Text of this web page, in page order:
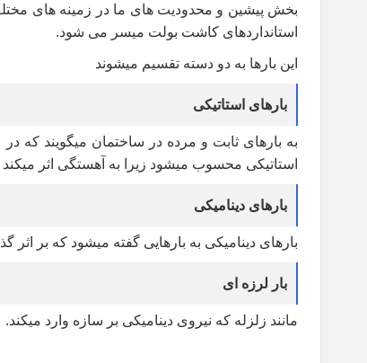
بخش پیشین و محدودیت های ما در زمینه های
استانداردهای کاشت بولت میسر می شود.
این بارها به دو دسته تقسیم میشوند
بارهای استاتیکی
به بارهای ثابت و مرده در ساختمان میگویند که
استاتیکی محسوب میشود زیرا به آهستگی اثر میکند
بارهای دینامیکی
بارهای دینامیکی به بارهایی گفته میشود که بر اثر
بار لرزه ای
مانند زلزله که نیروی دینامیکی بر سازه وارد میکند.